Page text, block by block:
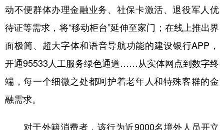
动不便群体办理金融业务、社保卡激活、退役军人优
待证等需求，将“移动柜台”延伸至家门；在线上推出界
面极简、超大字体和语音导航功能的建设银行APP，
开通95533人工服务绿色通道……从实体网点到数字终
端，每一个细微之处都呵护着老年人和特殊客群的金
融需求。
对于外籍消费者，该行为近9000名境外人员开立